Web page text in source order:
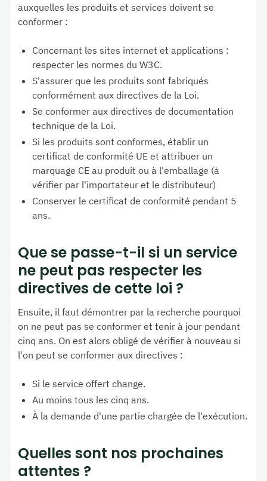
auxquelles les produits et services doivent se
conformer :
Concernant les sites internet et applications :
respecter les normes du W3C.
S'assurer que les produits sont fabriqués
conformément aux directives de la Loi.
Se conformer aux directives de documentation
technique de la Loi.
Si les produits sont conformes, établir un
certificat de conformité UE et attribuer un
marquage CE au produit ou à l'emballage (à
vérifier par l'importateur et le distributeur)
Conserver le certificat de conformité pendant 5
ans.
Que se passe-t-il si un service
ne peut pas respecter les
directives de cette loi ?
Ensuite, il faut démontrer par la recherche pourquoi
on ne peut pas se conformer et tenir à jour pendant
cinq ans. On est alors obligé de vérifier à nouveau si
l'on peut se conformer aux directives :
Si le service offert change.
Au moins tous les cinq ans.
À la demande d'une partie chargée de l'exécution.
Quelles sont nos prochaines
attentes ?